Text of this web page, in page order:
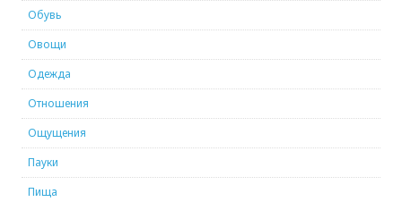
Обувь
Овощи
Одежда
Отношения
Ощущения
Пауки
Пища